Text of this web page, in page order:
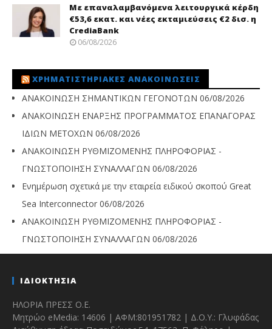
Με επαναλαμβανόμενα λειτουργικά κέρδη
€53,6 εκατ. και νέες εκταμιεύσεις €2 δισ. η
CrediaBank
06/08/2026
ΧΡΗΜΑΤΙΣΤΗΡΙΑΚΈΣ ΑΝΑΚΟΙΝΏΣΕΙΣ
ΑΝΑΚΟΙΝΩΣΗ ΣΗΜΑΝΤΙΚΩΝ ΓΕΓΟΝΟΤΩΝ 06/08/2026
ΑΝΑΚΟΙΝΩΣΗ ΕΝΑΡΞΗΣ ΠΡΟΓΡΑΜΜΑΤΟΣ ΕΠΑΝΑΓΟΡΑΣ
ΙΔΙΩΝ ΜΕΤΟΧΩΝ 06/08/2026
ΑΝΑΚΟΙΝΩΣΗ ΡΥΘΜΙΖΟΜΕΝΗΣ ΠΛΗΡΟΦΟΡΙΑΣ -
ΓΝΩΣΤΟΠΟΙΗΣΗ ΣΥΝΑΛΛΑΓΩΝ 06/08/2026
Ενημέρωση σχετικά με την εταιρεία ειδικού σκοπού Great
Sea Interconnector 06/08/2026
ΑΝΑΚΟΙΝΩΣΗ ΡΥΘΜΙΖΟΜΕΝΗΣ ΠΛΗΡΟΦΟΡΙΑΣ -
ΓΝΩΣΤΟΠΟΙΗΣΗ ΣΥΝΑΛΛΑΓΩΝ 06/08/2026
ΙΔΙΟΚΤΗΣΙΑ
ΗΛΟΡΙΑ ΠΡΕΣΣ Ο.Ε.
Μητρώο eMedia: 14606 | ΑΦΜ:801951782 | Δ.Ο.Υ.: Γλυφάδας